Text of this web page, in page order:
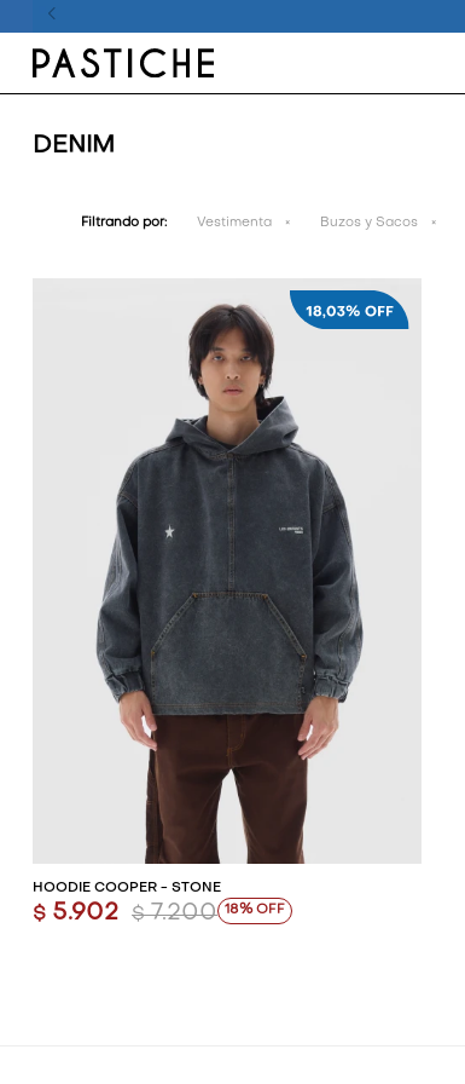
DENIM
Filtrando por: Vestimenta Buzos y Sacos
AGREGAR AL CARRITO
HOODIE COOPER - STONE
$ 5.902 $ 7.200 18